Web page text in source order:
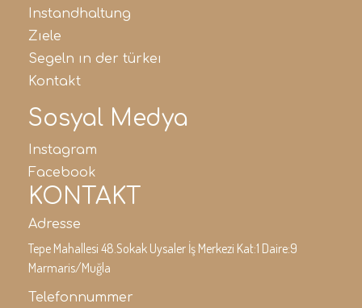
instandhaltung
ziele
segeln in der türkei
kontakt
Sosyal Medya
instagram
facebook
KONTAKT
Adresse
Tepe Mahallesi 48.Sokak Uysaler İş Merkezi Kat:1 Daire:9
Marmaris/Muğla
Telefonnummer